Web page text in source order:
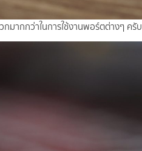
กมากกว่าในการใช้งานพอร์ตต่างๆ ครับ